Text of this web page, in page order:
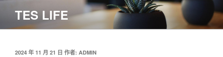
主
TES LIFE
發
2024 年 11 月 21 日 作者: ADMIN